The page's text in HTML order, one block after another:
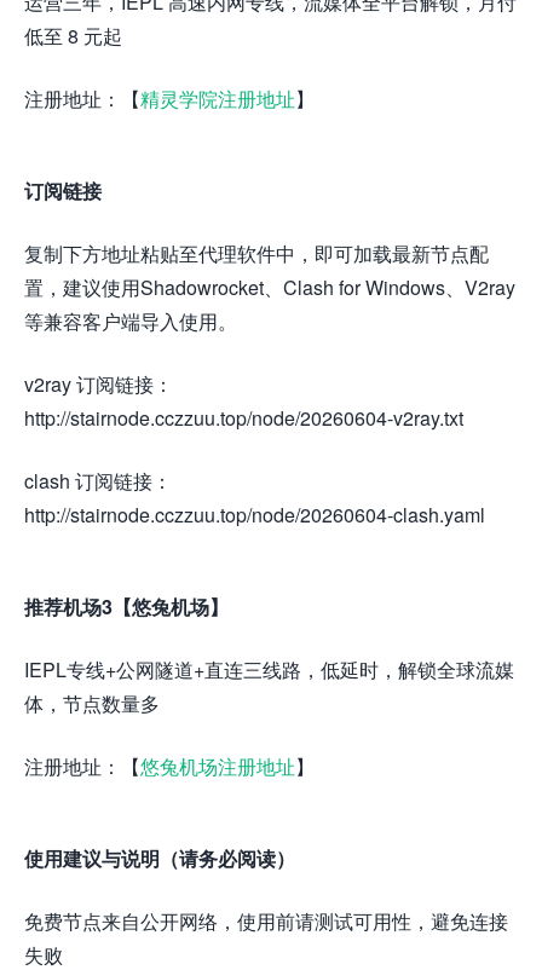
低至 8 元起
注册地址：【精灵学院注册地址】
订阅链接
复制下方地址粘贴至代理软件中，即可加载最新节点配
置，建议使用Shadowrocket、Clash for Windows、V2ray
等兼容客户端导入使用。
v2ray 订阅链接：
http://stairnode.cczzuu.top/node/20260604-v2ray.txt
clash 订阅链接：
http://stairnode.cczzuu.top/node/20260604-clash.yaml
推荐机场3【悠兔机场】
IEPL专线+公网隧道+直连三线路，低延时，解锁全球流媒
体，节点数量多
注册地址：【悠兔机场注册地址】
使用建议与说明（请务必阅读）
免费节点来自公开网络，使用前请测试可用性，避免连接
失败